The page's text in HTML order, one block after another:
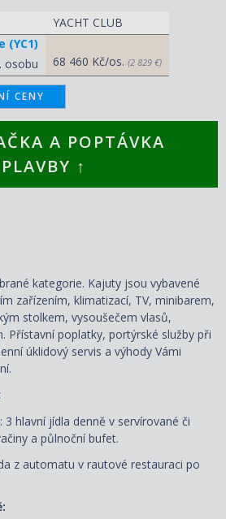
YACHT CLUB
(YC1)
osobu
68 460 Kč/os. (2 829 €)
CENY
A POPTÁVKA
PLAVBY ↑
kategorie. Kajuty jsou vybavené
zařízením, klimatizací, TV, minibarem,
stolkem, vysoušečem vlasů,
Přístavní poplatky, portýrské služby při
úklidový servis a výhody Vámi
3 hlavní jídla denně v servírované či
a půlnoční bufet.
z automatu v rautové restauraci po